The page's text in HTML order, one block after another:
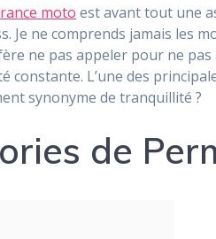
moto est avant tout une
ne comprends jamais les
ne pas appeler pour ne pas
L’une des
synonyme de tranquillité ?
de